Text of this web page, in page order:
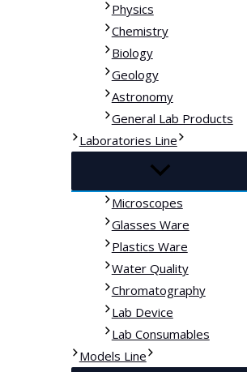
Physics
Chemistry
Biology
Geology
Astronomy
General Lab Products
Laboratories Line
Microscopes
Glasses Ware
Plastics Ware
Water Quality
Chromatography
Lab Device
Lab Consumables
Models Line